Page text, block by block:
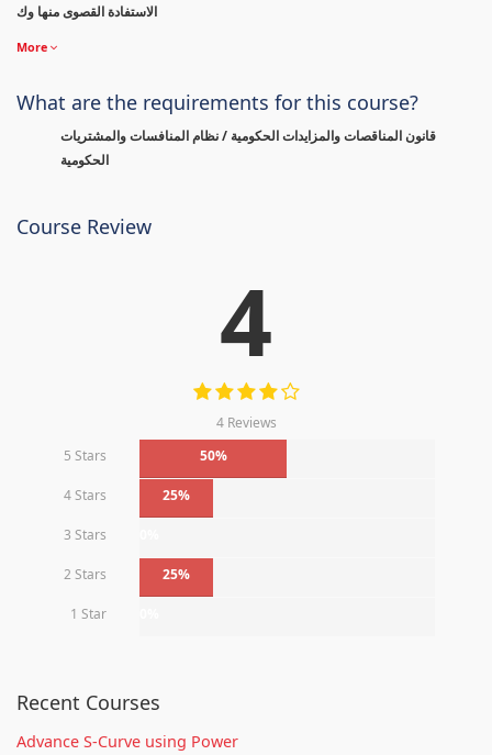
الاستفادة القصوى منها وك
More
What are the requirements for this course?
قانون المناقصات والمزايدات الحكومية / نظام المنافسات والمشتريات
الحكومية
Course Review
4
4 Reviews
5 Stars
50%
4 Stars 25%
3 Stars
2 Stars 25%
1 Star
Recent Courses
Advance S-Curve using Power